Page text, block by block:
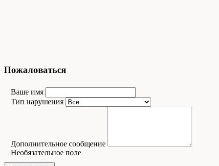
Пожаловаться
Ваше имя
Тип нарушения
Дополнительное сообщение
Необязательное поле